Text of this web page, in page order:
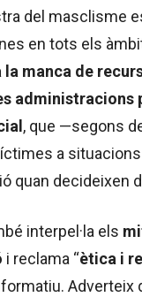
del masclisme
en tots els
manca de
administracions
, que —segons
a
quan decideixen
interpel·la els
i reclama “ètica i
Adverteix